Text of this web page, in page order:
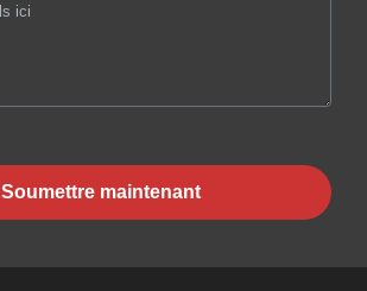
Soumettre maintenant